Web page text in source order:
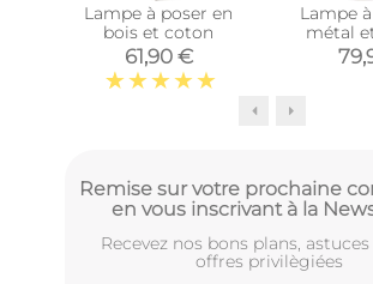
Lampe à poser en
bois et coton
61,90 €
Lampe
métal
Savvy
Remise sur votre prochaine
en vous inscrivant à la
Recevez nos bons plans,
offres privilègiées